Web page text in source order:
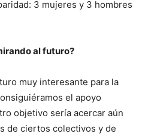
3 mujeres y 3 hombres
al futuro?
muy interesante para la
el apoyo
objetivo sería acercar aún
de ciertos colectivos y de